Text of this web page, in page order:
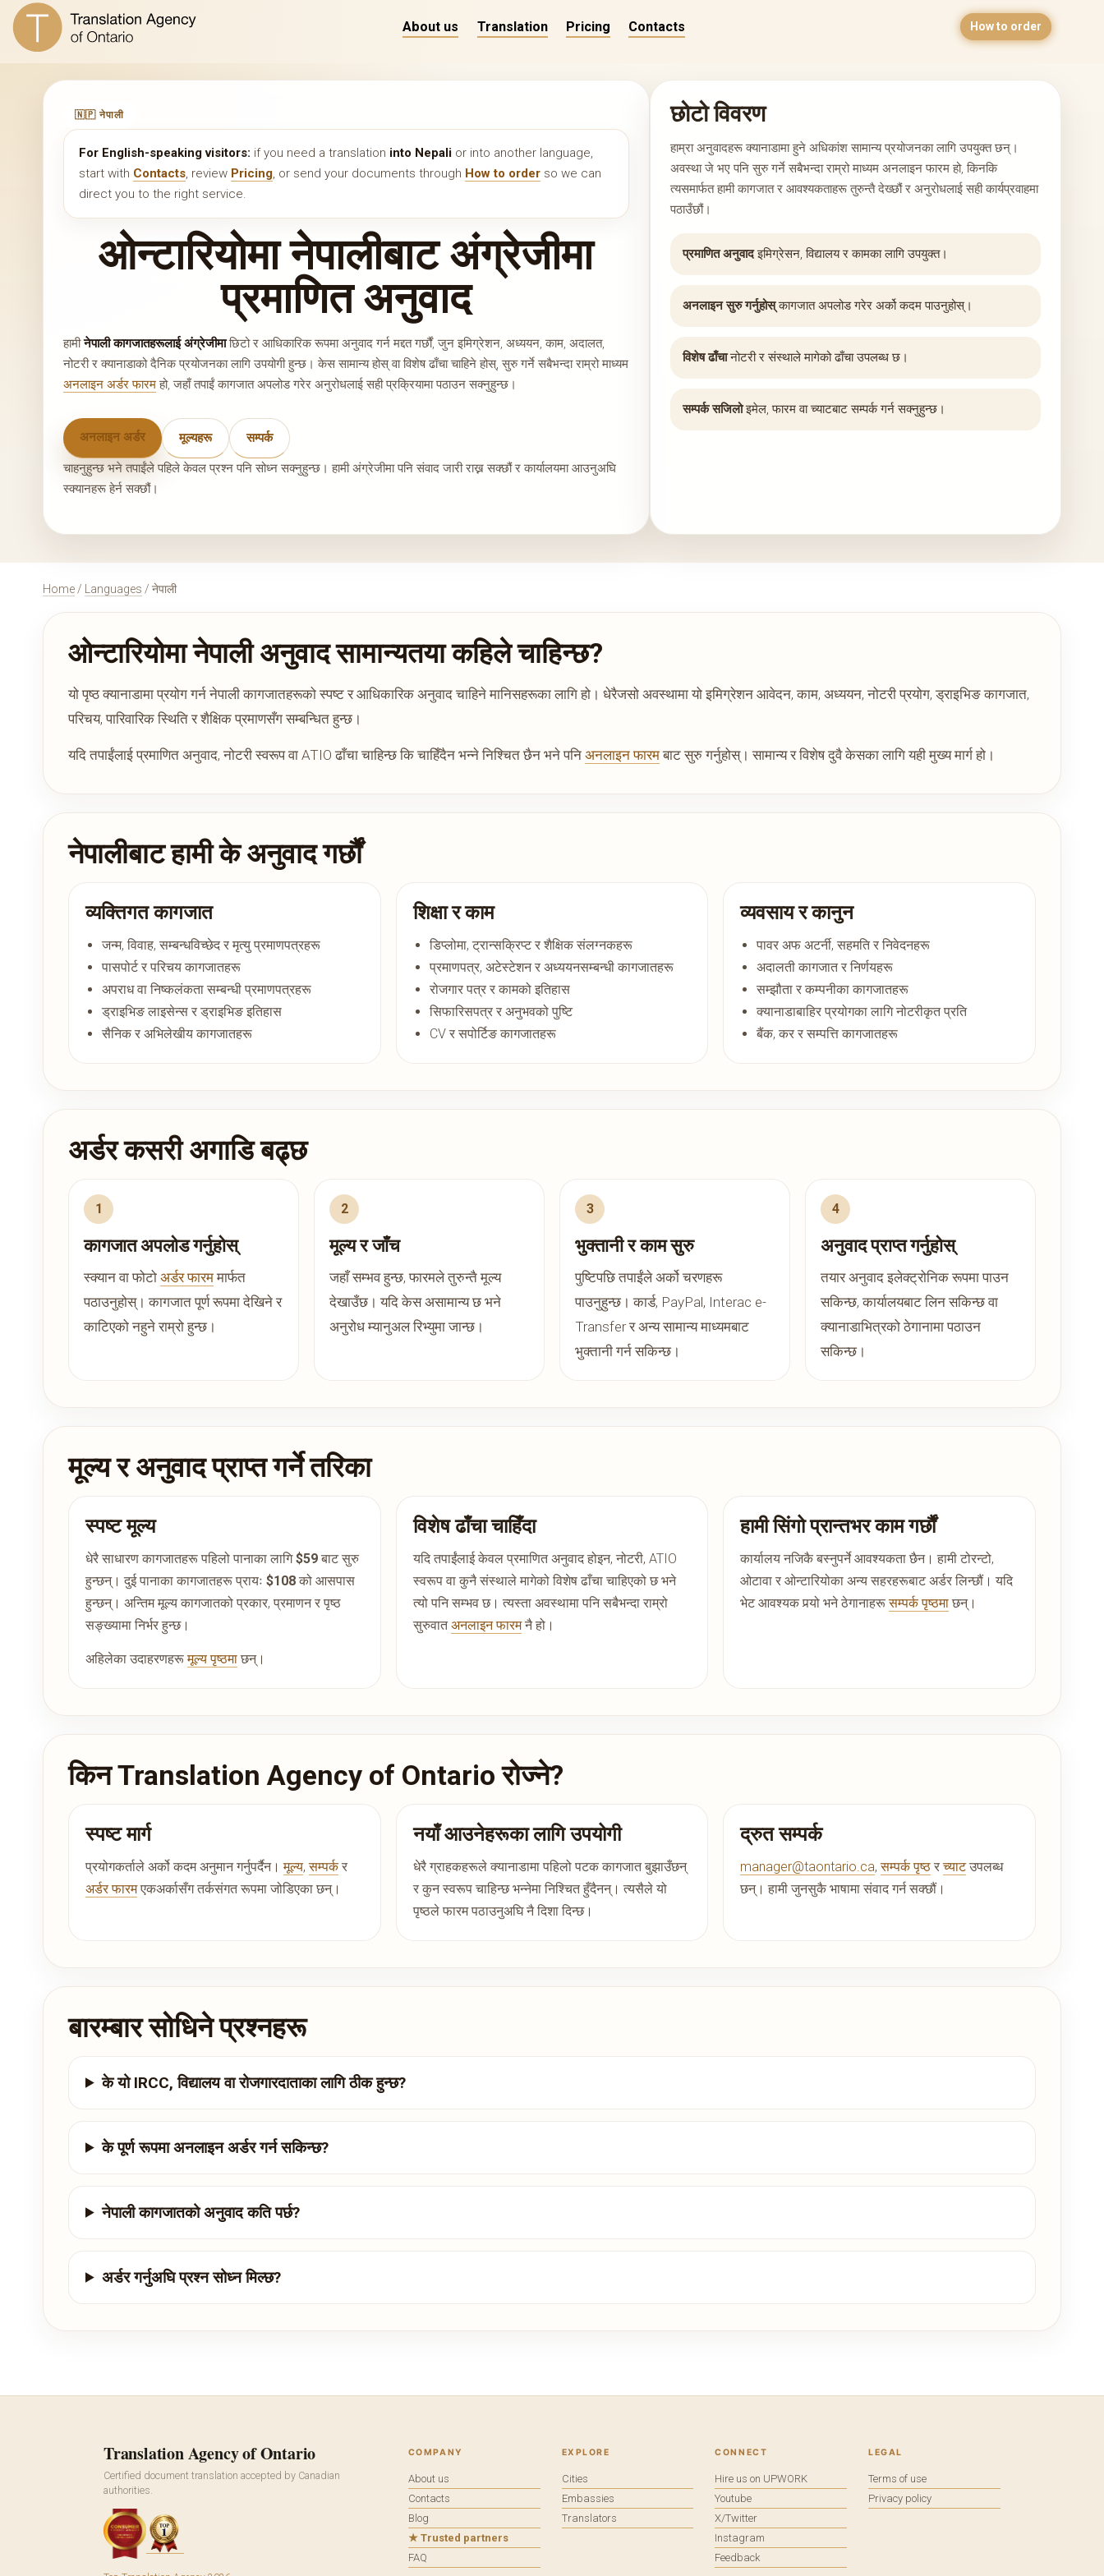
How to order
About us Translation Pricing Contacts
🇳🇵 नेपाली
For English-speaking visitors: if you need a translation into Nepali or into another language,
start with Contacts, review Pricing, or send your documents through How to order so we can
direct you to the right service.
ओन्टारियोमा नेपालीबाट अंग्रेजीमा
प्रमाणित अनुवाद
हामीनेपाली कागजातहरूलाई अंग्रेजीमाछिटो र आधिकारिक रूपमा अनुवाद गर्न मद्दत गर्छौं, जुन इमिग्रेशन, अध्ययन, काम, अदालत,
नोटरी र क्यानाडाको दैनिक प्रयोजनका लागि उपयोगी हुन्छ। केस सामान्य होस् वा विशेष ढाँचा चाहिने होस्, सुरु गर्ने सबैभन्दा राम्रो माध्यम
अनलाइन अर्डर फारमहो, जहाँ तपाईं कागजात अपलोड गरेर अनुरोधलाई सही प्रक्रियामा पठाउन सक्नुहुन्छ।
अनलाइन अर्डर मूल्यहरू सम्पर्क
चाहनुहुन्छ भने तपाईंले पहिले केवल प्रश्न पनि सोध्न सक्नुहुन्छ। हामी अंग्रेजीमा पनि संवाद जारी राख्न सक्छौं र कार्यालयमा आउनुअघि
स्क्यानहरू हेर्न सक्छौं।
छोटो विवरण
हाम्रा अनुवादहरू क्यानाडामा हुने अधिकांश सामान्य प्रयोजनका लागि उपयुक्त छन्।
अवस्था जे भए पनि सुरु गर्ने सबैभन्दा राम्रो माध्यम अनलाइन फारम हो, किनकि
त्यसमार्फत हामी कागजात र आवश्यकताहरू तुरुन्तै देख्छौं र अनुरोधलाई सही कार्यप्रवाहमा
पठाउँछौं।
प्रमाणित अनुवादइमिग्रेसन, विद्यालय र कामका लागि उपयुक्त।
अनलाइन सुरु गर्नुहोस्कागजात अपलोड गरेर अर्को कदम पाउनुहोस्।
विशेष ढाँचानोटरी र संस्थाले मागेको ढाँचा उपलब्ध छ।
सम्पर्क सजिलोइमेल, फारम वा च्याटबाट सम्पर्क गर्न सक्नुहुन्छ।
Home / Languages / नेपाली
ओन्टारियोमा नेपाली अनुवाद सामान्यतया कहिले चाहिन्छ?
यो पृष्ठ क्यानाडामा प्रयोग गर्न नेपाली कागजातहरूको स्पष्ट र आधिकारिक अनुवाद चाहिने मानिसहरूका लागि हो। धेरैजसो अवस्थामा यो इमिग्रेशन आवेदन, काम, अध्ययन, नोटरी प्रयोग, ड्राइभिङ कागजात,
परिचय, पारिवारिक स्थिति र शैक्षिक प्रमाणसँग सम्बन्धित हुन्छ।
यदि तपाईंलाई प्रमाणित अनुवाद, नोटरी स्वरूप वा ATIO ढाँचा चाहिन्छ कि चाहिँदैन भन्ने निश्चित छैन भने पनि अनलाइन फारमबाट सुरु गर्नुहोस्। सामान्य र विशेष दुवै केसका लागि यही मुख्य मार्ग हो।
नेपालीबाट हामी के अनुवाद गर्छौं
व्यक्तिगत कागजात
जन्म, विवाह, सम्बन्धविच्छेद र मृत्यु प्रमाणपत्रहरू
पासपोर्ट र परिचय कागजातहरू
अपराध वा निष्कलंकता सम्बन्धी प्रमाणपत्रहरू
ड्राइभिङ लाइसेन्स र ड्राइभिङ इतिहास
सैनिक र अभिलेखीय कागजातहरू
शिक्षा र काम
डिप्लोमा, ट्रान्सक्रिप्ट र शैक्षिक संलग्नकहरू
प्रमाणपत्र, अटेस्टेशन र अध्ययनसम्बन्धी कागजातहरू
रोजगार पत्र र कामको इतिहास
सिफारिसपत्र र अनुभवको पुष्टि
CV र सपोर्टिङ कागजातहरू
व्यवसाय र कानुन
पावर अफ अटर्नी, सहमति र निवेदनहरू
अदालती कागजात र निर्णयहरू
सम्झौता र कम्पनीका कागजातहरू
क्यानाडाबाहिर प्रयोगका लागि नोटरीकृत प्रति
बैंक, कर र सम्पत्ति कागजातहरू
अर्डर कसरी अगाडि बढ्छ
कागजात अपलोड गर्नुहोस्
स्क्यान वा फोटो अर्डर फारममार्फत
पठाउनुहोस्। कागजात पूर्ण रूपमा देखिने र
काटिएको नहुने राम्रो हुन्छ।
मूल्य र जाँच
जहाँ सम्भव हुन्छ, फारमले तुरुन्तै मूल्य
देखाउँछ। यदि केस असामान्य छ भने
अनुरोध म्यानुअल रिभ्युमा जान्छ।
भुक्तानी र काम सुरु
पुष्टिपछि तपाईंले अर्को चरणहरू
पाउनुहुन्छ। कार्ड, PayPal, Interac e-
Transfer र अन्य सामान्य माध्यमबाट
भुक्तानी गर्न सकिन्छ।
अनुवाद प्राप्त गर्नुहोस्
तयार अनुवाद इलेक्ट्रोनिक रूपमा पाउन
सकिन्छ, कार्यालयबाट लिन सकिन्छ वा
क्यानाडाभित्रको ठेगानामा पठाउन
सकिन्छ।
मूल्य र अनुवाद प्राप्त गर्ने तरिका
स्पष्ट मूल्य
धेरै साधारण कागजातहरू पहिलो पानाका लागि$59बाट सुरु
हुन्छन्। दुई पानाका कागजातहरू प्रायः $108को आसपास
हुन्छन्। अन्तिम मूल्य कागजातको प्रकार, प्रमाणन र पृष्ठ
सङ्ख्यामा निर्भर हुन्छ।
अहिलेका उदाहरणहरूमूल्य पृष्ठमाछन्।
विशेष ढाँचा चाहिँदा
यदि तपाईंलाई केवल प्रमाणित अनुवाद होइन, नोटरी, ATIO
स्वरूप वा कुनै संस्थाले मागेको विशेष ढाँचा चाहिएको छ भने
त्यो पनि सम्भव छ। त्यस्ता अवस्थामा पनि सबैभन्दा राम्रो
सुरुवातअनलाइन फारमनै हो।
हामी सिंगो प्रान्तभर काम गर्छौं
कार्यालय नजिकै बस्नुपर्ने आवश्यकता छैन। हामी टोरन्टो,
ओटावा र ओन्टारियोका अन्य सहरहरूबाट अर्डर लिन्छौं। यदि
भेट आवश्यक पर्‍यो भने ठेगानाहरूसम्पर्क पृष्ठमाछन्।
किन Translation Agency of Ontario रोज्ने?
स्पष्ट मार्ग
प्रयोगकर्ताले अर्को कदम अनुमान गर्नुपर्दैन।मूल्य,सम्पर्कर
अर्डर फारमएकअर्कासँग तर्कसंगत रूपमा जोडिएका छन्।
नयाँ आउनेहरूका लागि उपयोगी
धेरै ग्राहकहरूले क्यानाडामा पहिलो पटक कागजात बुझाउँछन्
र कुन स्वरूप चाहिन्छ भन्नेमा निश्चित हुँदैनन्। त्यसैले यो
पृष्ठले फारम पठाउनुअघि नै दिशा दिन्छ।
द्रुत सम्पर्क
manager@taontario.ca,सम्पर्क पृष्ठरच्याटउपलब्ध
छन्। हामी जुनसुकै भाषामा संवाद गर्न सक्छौं।
बारम्बार सोधिने प्रश्नहरू
के यो IRCC, विद्यालय वा रोजगारदाताका लागि ठीक हुन्छ?
के पूर्ण रूपमा अनलाइन अर्डर गर्न सकिन्छ?
नेपाली कागजातको अनुवाद कति पर्छ?
अर्डर गर्नुअघि प्रश्न सोध्न मिल्छ?
Translation Agency of Ontario
Certified document translation accepted by Canadian
authorities.
COMPANY
About us
Contacts
Blog
★ Trusted partners
FAQ
EXPLORE
Cities
Embassies
Translators
CONNECT
Hire us on UPWORK
Youtube
X/Twitter
Instagram
Feedback
LEGAL
Terms of use
Privacy policy